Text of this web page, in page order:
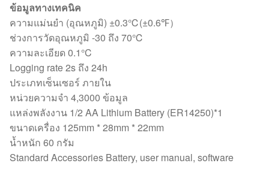
ข้อมูลทางเทคนิค
ความแม่นยำ (อุณหภูมิ) ±0.3℃(±0.6℉）
ช่วงการวัดอุณหภูมิ -30 ถึง 70℃
ความละเอียด 0.1°C
Logging rate 2s ถึง 24h
ประเภทเซ็นเซอร์ ภายใน
หน่วยความจำ 4,3000 ข้อมูล
แหล่งพลังงาน 1/2 AA Lithium Battery (ER14250)*1
ขนาดเครื่อง 125mm * 28mm * 22mm
น้ำหนัก 60 กรัม
Standard Accessories Battery, user manual, software